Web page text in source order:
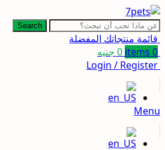
Search
قائمة منتجاتك المفضلة
0
items
0 جنيه
Login / Register
Menu